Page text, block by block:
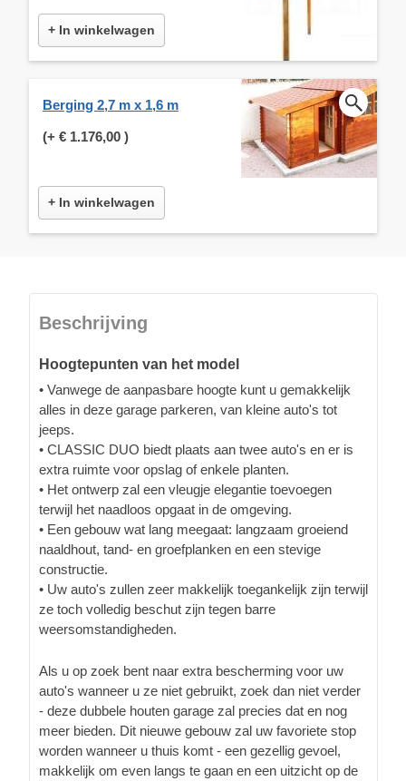
+ In winkelwagen
Berging 2,7 m x 1,6 m
(+ € 1.176,00 )
+ In winkelwagen
Beschrijving
Hoogtepunten van het model
• Vanwege de aanpasbare hoogte kunt u gemakkelijk
alles in deze garage parkeren, van kleine auto's tot
jeeps.
• CLASSIC DUO biedt plaats aan twee auto's en er is
extra ruimte voor opslag of enkele planten.
• Het ontwerp zal een vleugje elegantie toevoegen
terwijl het naadloos opgaat in de omgeving.
• Een gebouw wat lang meegaat: langzaam groeiend
naaldhout, tand- en groefplanken en een stevige
constructie.
• Uw auto's zullen zeer makkelijk toegankelijk zijn terwijl
ze toch volledig beschut zijn tegen barre
weersomstandigheden.
Als u op zoek bent naar extra bescherming voor uw
auto's wanneer u ze niet gebruikt, zoek dan niet verder
- deze dubbele houten garage zal precies dat en nog
meer bieden. Dit nieuwe gebouw zal uw favoriete stop
worden wanneer u thuis komt - een gezellig gevoel,
makkelijk om even langs te gaan en een uitzicht op de